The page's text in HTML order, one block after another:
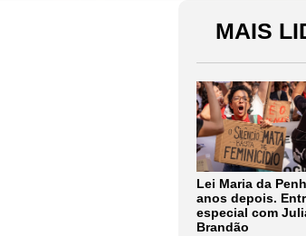
MAIS
Lei Maria da
anos depois.
especial com
Brandão